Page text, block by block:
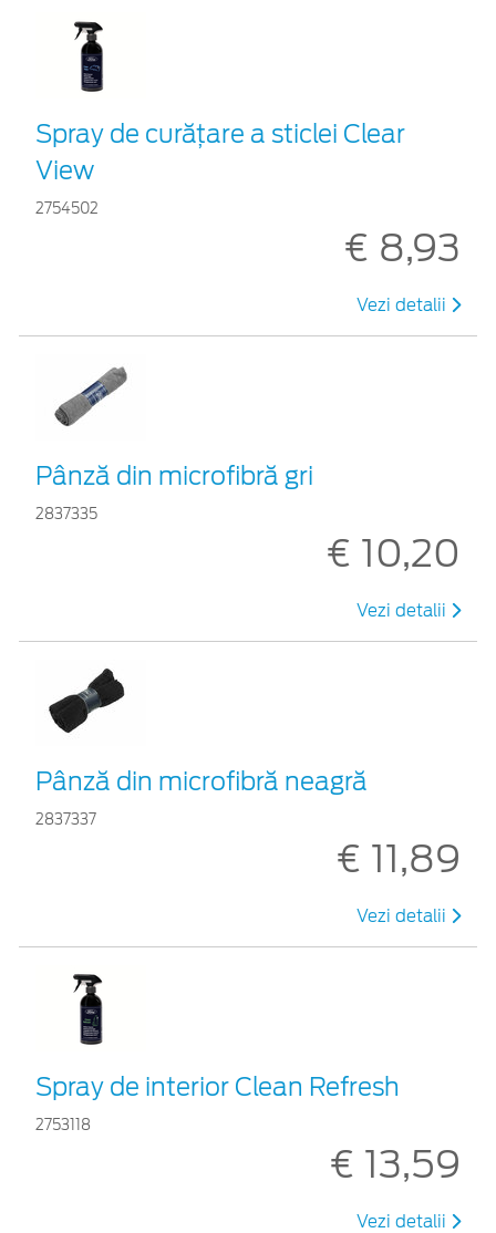
Spray de curățare a sticlei Clear
View
2754502
€ 8,93
Vezi detalii
Pânză din microfibră gri
2837335
€ 10,20
Vezi detalii
Pânză din microfibră neagră
2837337
€ 11,89
Vezi detalii
Spray de interior Clean Refresh
2753118
€ 13,59
Vezi detalii